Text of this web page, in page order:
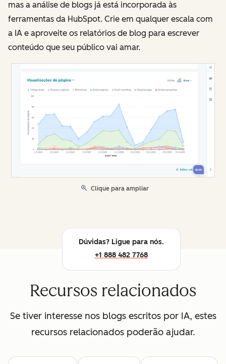
mas a análise de blogs já está incorporada às
ferramentas da HubSpot. Crie em qualquer escala com
a IA e aproveite os relatórios de blog para escrever
conteúdo que seu público vai amar.
Clique para ampliar
Dúvidas? Ligue para nós.
+1 888 482 7768
Recursos relacionados
Se tiver interesse nos blogs escritos por IA, estes
recursos relacionados poderão ajudar.